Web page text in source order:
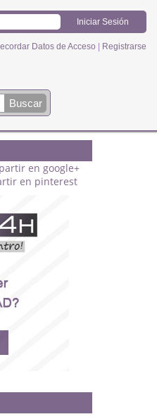
Datos de Acceso Registrarse